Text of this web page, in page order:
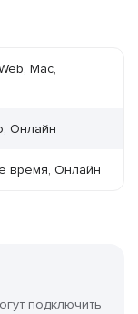
Mac,
Онлайн
время, Онлайн
подключить